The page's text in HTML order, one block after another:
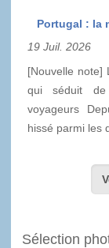
Portugal : la
19 Juil. 2026
[Nouvelle note]
qui séduit
voyageurs
hissé parmi les
Sélection